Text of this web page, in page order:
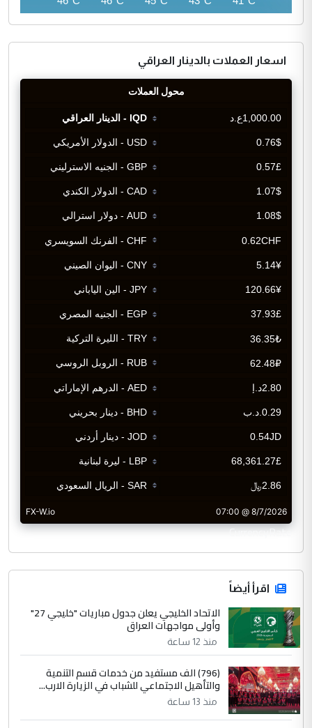
اسعار العملات بالدينار العراقي
CurrencyRate
اقرأ أيضاً
الاتحاد الخليجي يعلن جدول مباريات "خليجي 27"
وأولى مواجهات العراق
منذ 12 ساعة
(796) الف مستفيد من خدمات قسم التنمية
والتأهيل الاجتماعي للشباب في الزيارة الارب...
منذ 13 ساعة